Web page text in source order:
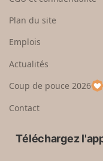
e
u
p
a
Plan du site
Emplois
Actualités
Coup de pouce 2026
Contact
Téléchargez